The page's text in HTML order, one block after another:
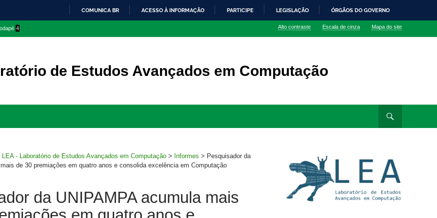
O
COMUNICA BR ACESSO À INFORMAÇÃO PARTICIPE LEGISLAÇÃO ÓRGÃOS DO GOVERNO
4 Alto contraste Escala de cinza Mapa do site
de Estudos Avançados em Computação
LEA - Laboratório de Estudos Avançados em Computação > Informes > Pesquisador da
de 30 premiações em quatro anos e consolida excelência em Computação
da UNIPAMPA acumula mais